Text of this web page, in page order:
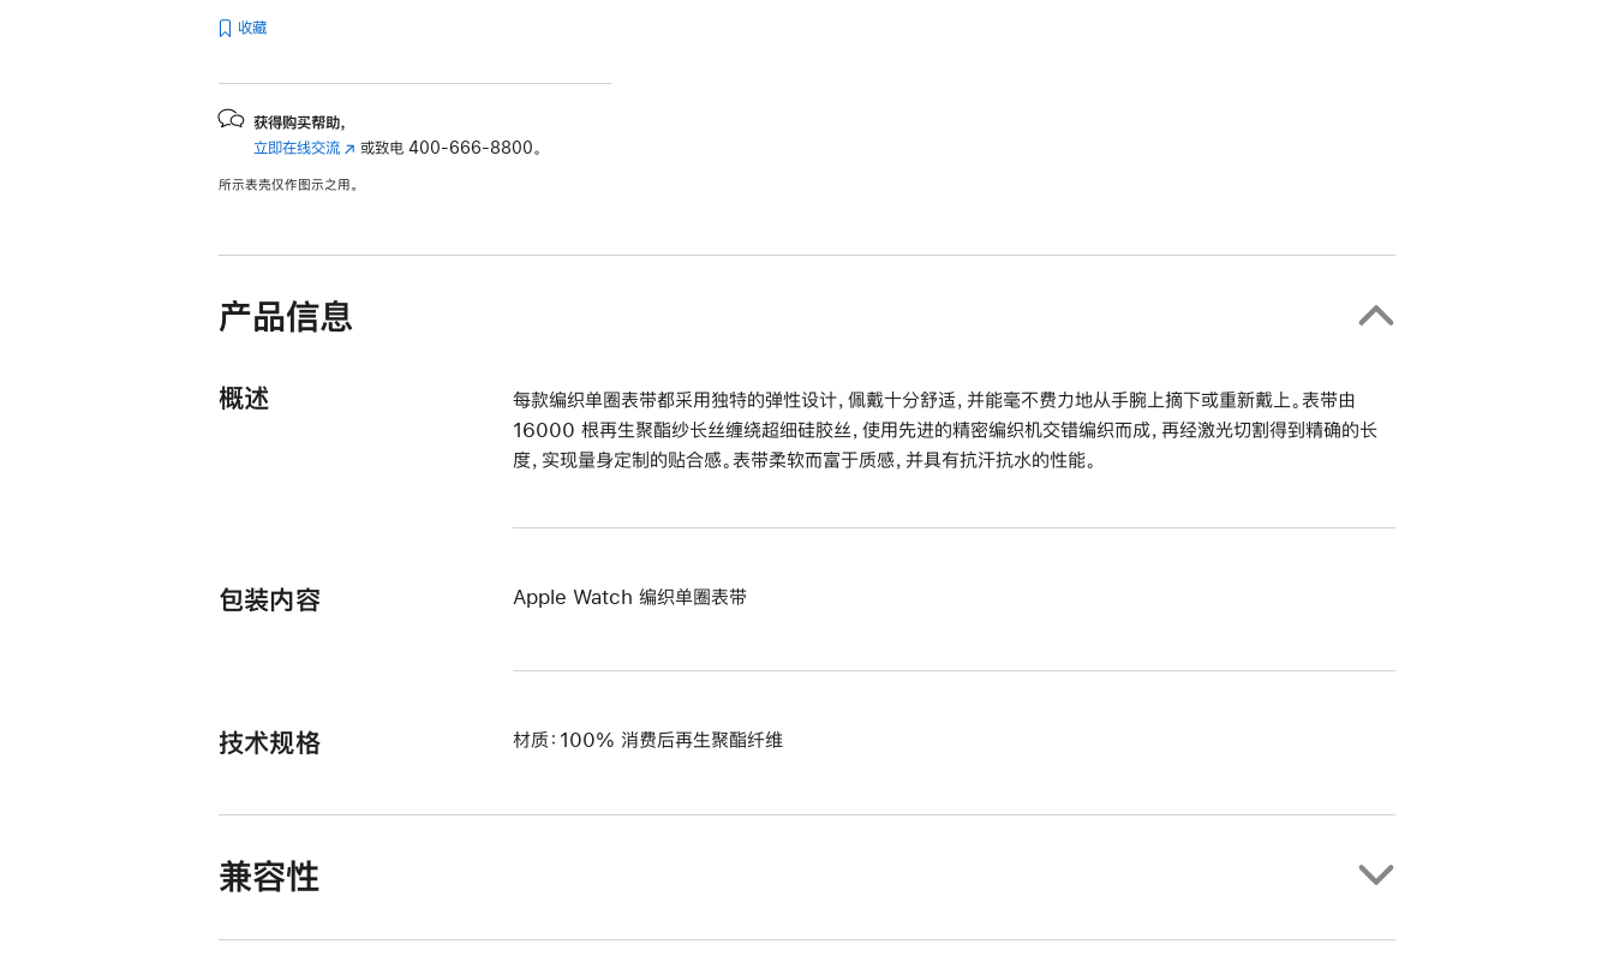
收藏
获得购买帮助，
立即在线交流 (在 或致电400-666-8800。
所示表壳仅作图示之用。
产品信息
概述
每款编织单圈表带都采用独特的弹性设计，佩戴十分舒适，并能毫不费力地从手腕上摘下或重新戴上。表带由
16000 根再生聚酯纱长丝缠绕超细硅胶丝，使用先进的精密编织机交错编织而成，再经激光切割得到精确的长
度，实现量身定制的贴合感。表带柔软而富于质感，并具有抗汗抗水的性能。
包装内容 Apple Watch 编织单圈表带
技术规格 材质：100% 消费后再生聚酯纤维
兼容性